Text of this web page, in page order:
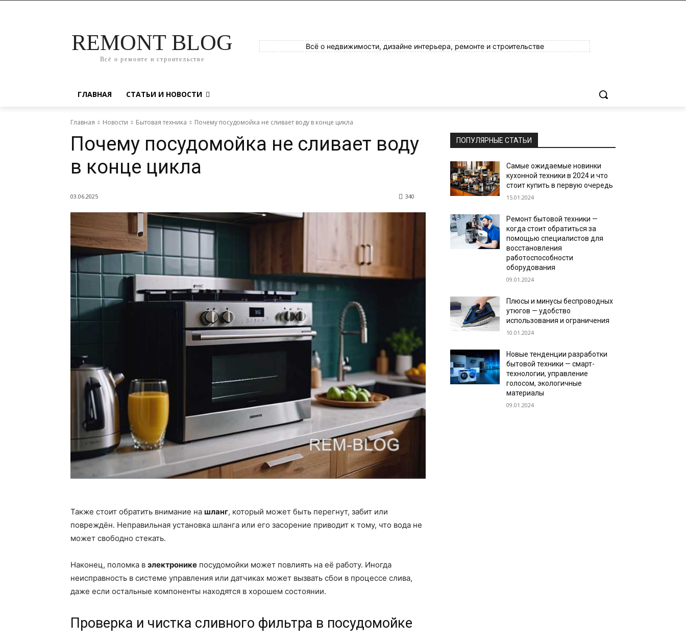
REMONT BLOG
Всё о ремонте и строительстве
Всё о недвижимости, дизайне интерьера, ремонте и строительстве
ГЛАВНАЯ СТАТЬИ И НОВОСТИ
Главная Новости Бытовая техника Почему посудомойка не сливает воду в конце цикла
Почему посудомойка не сливает воду
в конце цикла
03.06.2025 340
Также стоит обратить внимание на шланг, который может быть перегнут, забит или
повреждён. Неправильная установка шланга или его засорение приводит к тому, что вода не
может свободно стекать.
Наконец, поломка в электронике посудомойки может повлиять на её работу. Иногда
неисправность в системе управления или датчиках может вызвать сбои в процессе слива,
даже если остальные компоненты находятся в хорошем состоянии.
Проверка и чистка сливного фильтра в посудомойке
ПОПУЛЯРНЫЕ СТАТЬИ
Самые ожидаемые новинки
кухонной техники в 2024 и что
стоит купить в первую очередь
15.01.2024
Ремонт бытовой техники —
когда стоит обратиться за
помощью специалистов для
восстановления
работоспособности
оборудования
09.01.2024
Плюсы и минусы беспроводных
утюгов — удобство
использования и ограничения
10.01.2024
Новые тенденции разработки
бытовой техники — смарт-
технологии, управление
голосом, экологичные
материалы
09.01.2024